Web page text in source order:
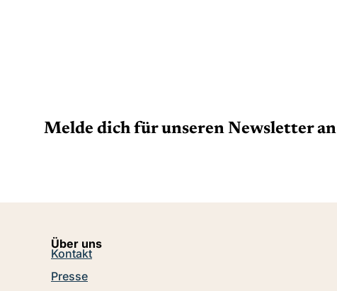
Melde dich für unseren Newsletter
Über uns
Kontakt
Presse